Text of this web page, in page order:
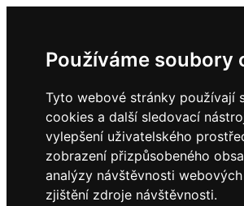
Používáme soubory
Tyto webové stránky používají
cookies a další sledovací
vylepšení uživatelského
zobrazení přizpůsobeného
analýzy návštěvnosti
zjištění zdroje návštěvnosti.